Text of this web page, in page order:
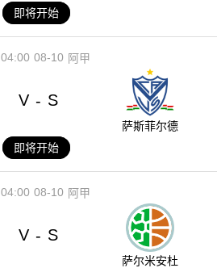
即将开始
08-10
04:00 阿甲
V - S
萨斯菲尔德
即将开始
08-10
04:00 阿甲
V - S
萨尔米安杜